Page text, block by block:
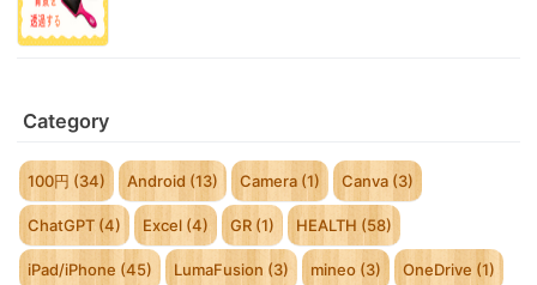
Category
100円 (34) Android (13) Camera (1) Canva (3)
ChatGPT (4) Excel (4) GR (1) HEALTH (58)
iPad/iPhone (45) LumaFusion (3) mineo (3) OneDrive (1)